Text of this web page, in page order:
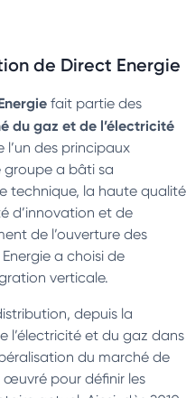
de Direct Energie
fait partie des
du gaz et de l’électricité
l’un des principaux
groupe a bâti sa
technique, la haute qualité
d’innovation et de
de l’ouverture des
a choisi de
verticale.
depuis la
l’électricité et du gaz dans
du marché de
œuvré pour définir les